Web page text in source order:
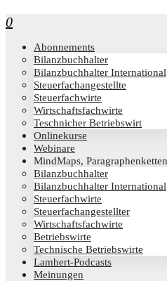
0
Abon­ne­ments
Bilanz­buch­hal­ter
Bilanz­buch­hal­ter International
Steu­er­fach­an­ge­stell­te
Steu­er­fach­wir­te
Wirt­schafts­fach­wir­te
Teschni­cher Betriebswirt
Online­kur­se
Web­i­na­re
Mind­Maps,
Bilanz­buch­hal­ter
Bilanz­buch­hal­ter International
Steu­er­fach­wir­te
Steu­er­fach­an­ge­stell­ter
Wirt­schafts­fach­wir­te
Betriebs­wir­te
Tech­ni­sche Betriebswirte
Lam­­bert-Pod­­casts
Mei­nun­gen